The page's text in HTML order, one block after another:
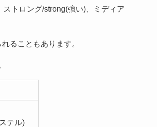
ストロング/strong(強い)、ミディア
ることもあります。
テル)